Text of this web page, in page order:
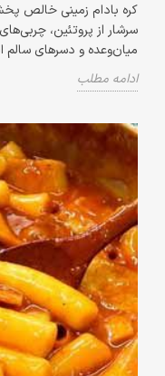
سرشار از پروتئین،
میان‌وعده و دسرهای سالم
ادامه مطلب